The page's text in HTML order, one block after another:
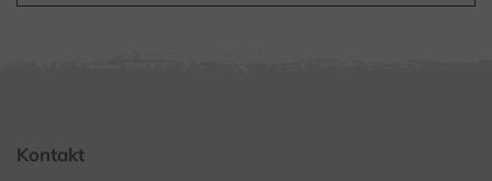
Kontakt